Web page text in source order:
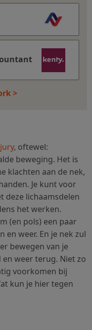
>
, oftewel:
beweging. Het is
klachten aan de nek,
Je kunt voor
deze lichaamsdelen
het werken.
(en pols) een paar
en weer. En je nek zul
bewegen van je
weer terug. Niet zo
voorkomen bij
kun je hier tegen